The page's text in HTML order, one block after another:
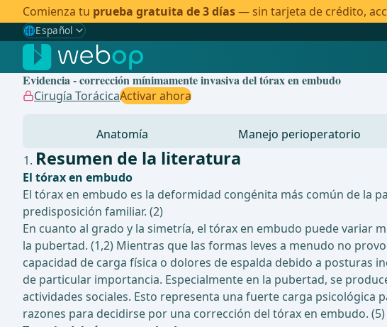
Comienza tu prueba gratuita de 3 días— sin tarjeta de crédito,
🌐Español
Gewählte Sprache: Español
🇩🇪 Alemán
🇬🇧Inglés
Evidencia - corrección mínimamente invasiva del tórax en embudo
Cirugía TorácicaActivar ahora
Anatomía Manejo perioperatorio
Resumen de la literatura
El tórax en embudo
El tórax en embudo es la deformidad congénita más común de la
predisposición familiar. (2)
En cuanto al grado y la simetría, el tórax en embudo puede variar
la pubertad. (1,2) Mientras que las formas leves a menudo no
capacidad de carga física o dolores de espalda debido a posturas
de particular importancia. Especialmente en la pubertad, se
actividades sociales. Esto representa una fuerte carga psicológica
razones para decidirse por una corrección del tórax en embudo. (5)